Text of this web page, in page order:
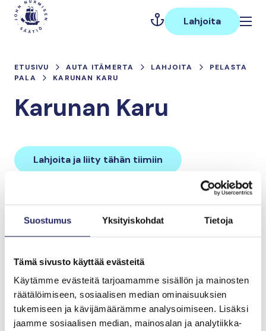
Suostumus Yksityiskohdat Tietoja
Tämä sivusto käyttää evästeitä
Käytämme evästeitä tarjoamamme sisällön ja mainosten
räätälöimiseen, sosiaalisen median ominaisuuksien
tukemiseen ja kävijämäärämme analysoimiseen. Lisäksi
jaamme sosiaalisen median, mainosalan ja analytiikka-
Hyppää
sisältöön
Päävalikko
Lahjoita
ETUSIVU AUTA ITÄMERTA LAHJOITA
PELASTA
PALA
KARUNAN KARU
Karunan Karu
Lahjoita ja liity tähän tiimiin
Tiimin lahjoitukset yhteensä:
Tiimille tehdyt
lahjoitukset